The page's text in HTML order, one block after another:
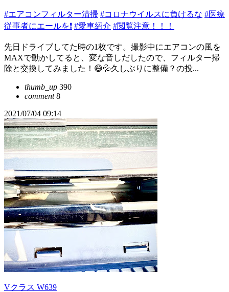
#エアコンフィルター清掃 #コロナウイルスに負けるな #医療
従事者にエールを❗️ #愛車紹介 #閲覧注意！！！
先日ドライブしてた時の1枚です。撮影中にエアコンの風を
MAXで動かしてると、変な音しだしたので、フィルター掃
除と交換してみました！😅💦久しぶりに整備？の投...
thumb_up 390
comment8
2021/07/04 09:14
Vクラス W639